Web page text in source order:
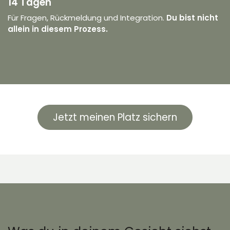
Für Fragen, Rückmeldung und Integration. Du bist nicht
allein in diesem Prozess.
Jetzt meinen Platz sichern